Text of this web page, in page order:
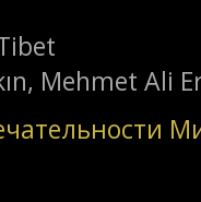
Mehmet Ali